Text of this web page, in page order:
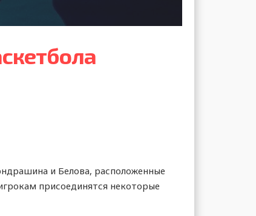
и Белова, расположенные
присоединятся некоторые